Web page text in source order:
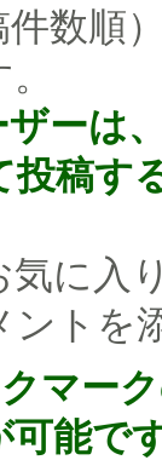
数順
ーは
投稿す
に入
ントを
マー
可能で